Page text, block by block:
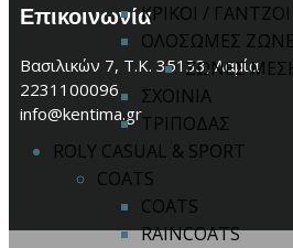
ΚΡΙΚΟΙ / ΓΑΝΤΖΟΙ
ΟΛΟΣΩΜΕΣ
ΖΩΝΕΣ
ΣΧΟΙΝΙΑ
ΤΡΙΠΟΔΑΣ
ROLY CASUAL & SPORT
COATS
COATS
RAINCOATS
Επικοινωνία
Βασιλικών 7, Τ.Κ. 35133, Λαμία
2231100096
info@kentima.gr